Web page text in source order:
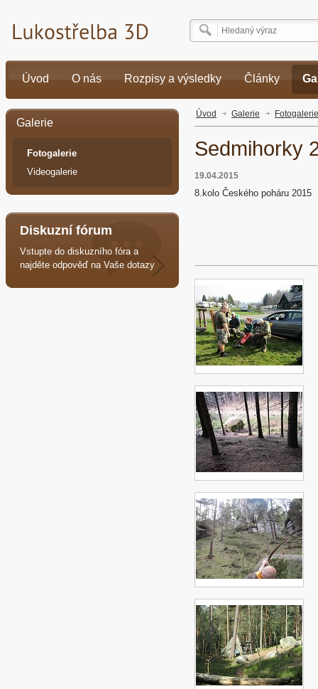
Úvod O nás Rozpisy a výsledky Články
Úvod Galerie Fotogalerie
Sedmihorky
19.04.2015
8.kolo Českého poháru 2015
Galerie
Fotogalerie
Videogalerie
Diskuzní fórum
Vstupte do diskuzního fóra a
najděte odpověď na Vaše dotazy